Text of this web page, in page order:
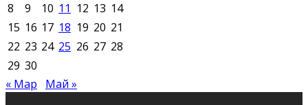
8
9 10 11 12 13 14
15 16 17 18 19 20 21
22 23 24 25 26 27 28
29 30
« Мар
Май »